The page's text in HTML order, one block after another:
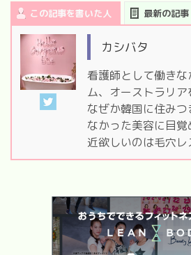
この記事を書いた人 最新の記事
カシバタ
看護師として働き
ム、オーストラリ
なぜか韓国に住み
なかった美容に目
近欲しいのは毛穴レ